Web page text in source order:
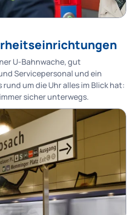
U-Bahnwache, gut
Servicepersonal und ein
um die Uhr alles im Blick hat:
sicher unterwegs.